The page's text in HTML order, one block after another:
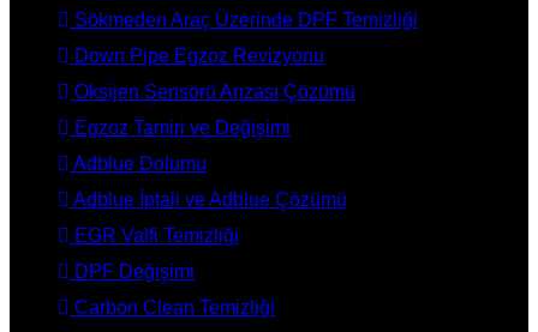
Sökmeden Araç Üzerinde DPF Temizliği
Down Pipe Egzoz Revizyonu
Oksijen Sensörü Arızası Çözümü
Egzoz Tamiri ve Değişimi
Adblue Dolumu
Adblue İptali ve Adblue Çözümü
EGR Valfi Temizliği
DPF Değişimi
Carbon Clean Temizliği